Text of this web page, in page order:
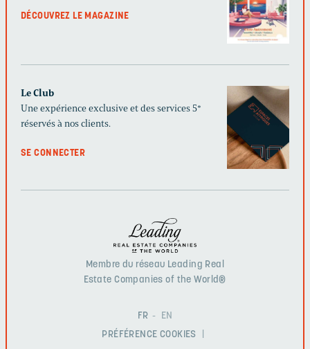
DÉCOUVREZ LE MAGAZINE
Le Club
Une expérience exclusive et des services 5*
réservés à nos clients.
SE CONNECTER
Membre du réseau Leading Real
Estate Companies of the World®
FR
EN
PRÉFÉRENCE COOKIES